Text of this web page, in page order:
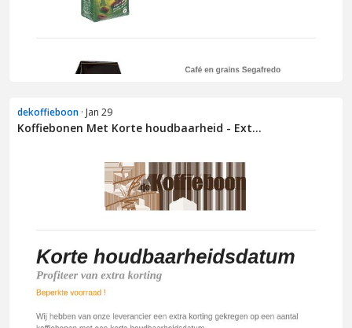
dekoffieboon · Jan 29
Koffiebonen Met Korte houdbaarheid - Ext...